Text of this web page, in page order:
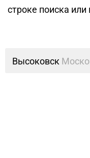
строке поиска или
Высоковск